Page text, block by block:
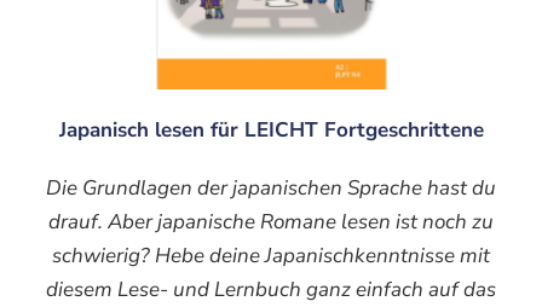
Japanisch lesen für LEICHT Fortgeschrittene
Die Grundlagen der japanischen Sprache hast du
drauf. Aber japanische Romane lesen ist noch zu
schwierig? Hebe deine Japanischkenntnisse mit
diesem Lese- und Lernbuch ganz einfach auf das